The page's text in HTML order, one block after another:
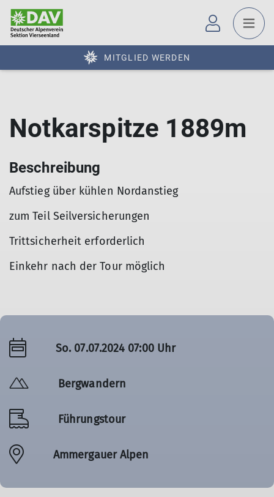
MITGLIED WERDEN
Notkarspitze 1889m
Beschreibung
Aufstieg über kühlen Nordanstieg
zum Teil Seilversicherungen
Trittsicherheit erforderlich
Einkehr nach der Tour möglich
So. 07.07.2024 07:00 Uhr
Bergwandern
Führungstour
Ammergauer Alpen